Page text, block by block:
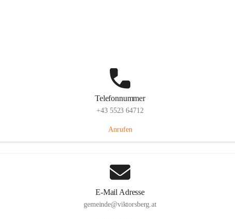
Telefonnummer
+43 5523 64712
Anrufen
E-Mail Adresse
gemeinde@viktorsberg.at